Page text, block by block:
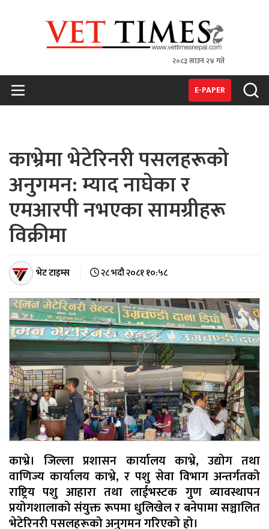
२०८३ साउन २४ गते
E-PAPER
काभ्रेमा भेटेरिनरी पसलहरूको
अनुगमन: म्याद नाघेका र
एमआरपी नभएका सामग्रीहरू
विक्रीमा
भेट टाइम्स २८ भदौ २०८१ १०:५८
काभ्रे। जिल्ला प्रशासन कार्यालय काभ्रे, उद्योग तथा
वाणिज्य कार्यालय काभ्रे, र पशु सेवा विभाग अन्तर्गतको
राष्ट्रिय पशु आहारा तथा लाईभस्टक गुण व्यावस्थापन
प्रयोगशालाको संयुक्त रूपमा धुलिखेल र बनेपामा सञ्चालित
भेटेरिनरी पसलहरूको अनुगमन गरिएको हो।